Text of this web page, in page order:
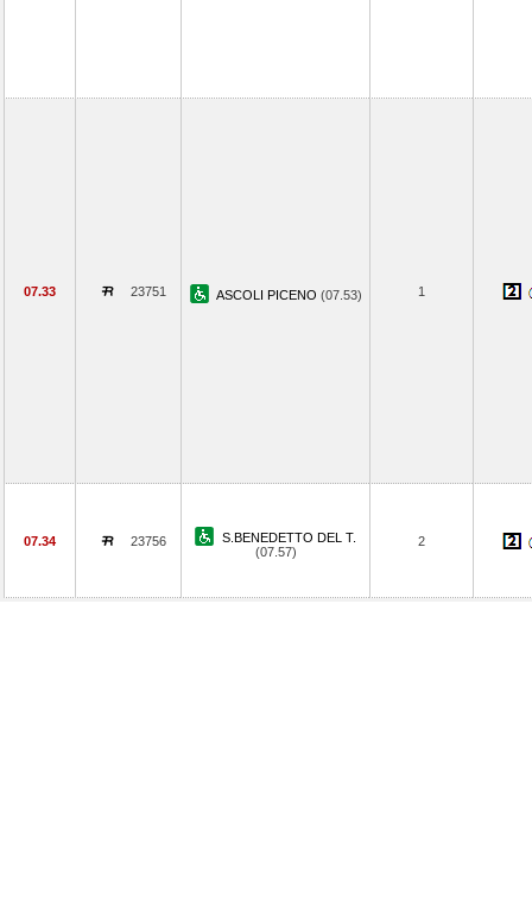
07.33 23751 ASCOLI PICENO (07.53) 1
07.34 23756
S.BENEDETTO DEL T.
(07.57)
2